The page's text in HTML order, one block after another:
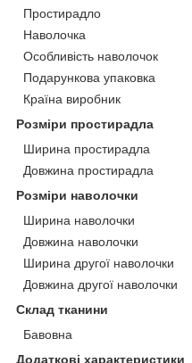
Простирадло
Наволочка
Особливість наволочок
Подарункова упаковка
Країна виробник
Розміри простирадла
Ширина простирадла
Довжина простирадла
Розміри наволочки
Ширина наволочки
Довжина наволочки
Ширина другої наволочки
Довжина другої наволочки
Склад тканини
Бавовна
Додаткові характеристики